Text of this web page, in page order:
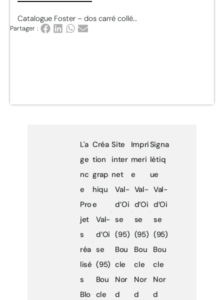
Catalogue Foster – dos carré collé…
Partager :
L'a
ge
nc
e
Pro
jet
s
réa
lisé
s
Blo
Créa
tion
grap
hiqu
e
Val-
d’Oi
se
(95)
Bou
cle
Site
inter
net
Val-
d’Oi
se
(95)
Bou
cle
Nor
d
Impri
meri
e
Val-
d’Oi
se
(95)
Bou
cle
Nor
d
Signa
létiq
ue
Val-
d’Oi
se
(95)
Bou
cle
Nor
d